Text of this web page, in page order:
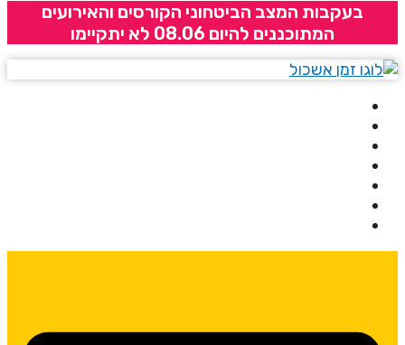
בעקבות המצב הביטחוני הקורסים והאירועים
המתוכננים להיום 08.06 לא יתקיימו